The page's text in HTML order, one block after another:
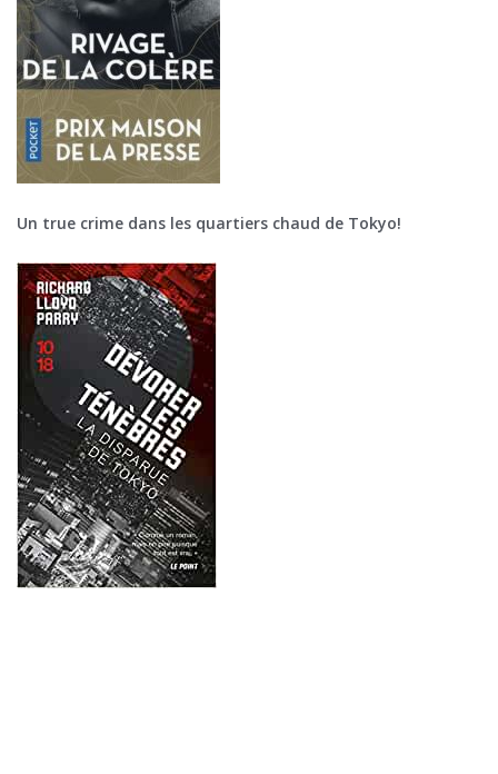
Un true crime dans les quartiers chaud de Tokyo!